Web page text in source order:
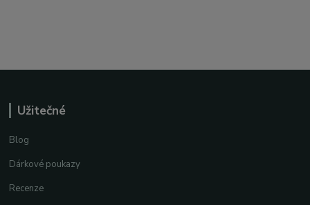
Užitečné
Blog
Dárkové poukazy
Recenze